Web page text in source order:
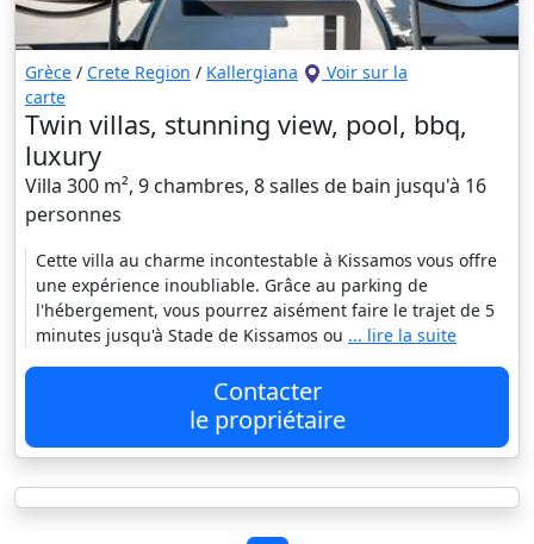
Grèce / Crete Region / Kallergiana
Voir sur la
carte
Twin villas, stunning view, pool, bbq,
luxury
Villa 300 m², 9 chambres, 8 salles de bain jusqu'à 16
personnes
Cette villa au charme incontestable à Kissamos vous offre
une expérience inoubliable. Grâce au parking de
l'hébergement, vous pourrez aisément faire le trajet de 5
minutes jusqu'à Stade de Kissamos ou ... lire la suite
Contacter
le propriétaire